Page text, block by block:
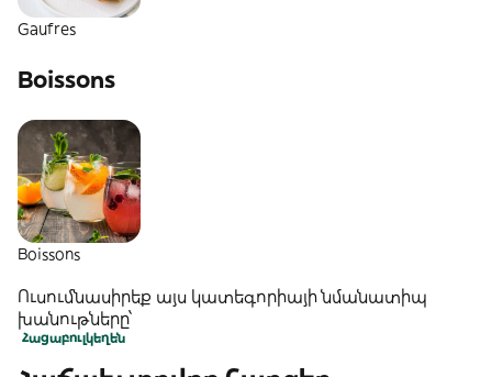
Gaufres
Boissons
Boissons
Ուսումնասիրեք այս կատեգորիայի նմանատիպ
խանութները՝
Հացաբուլկեղեն